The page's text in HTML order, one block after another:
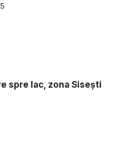
spre lac, zona Sisești